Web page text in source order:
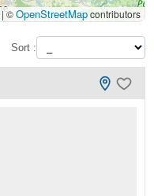
|©OpenStreetMapcontributors
Sort :